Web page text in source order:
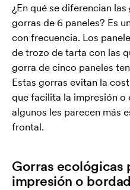
¿En qué se diferencian
gorras de 6 paneles? Es
con frecuencia. Los
de trozo de tarta con las
gorra de cinco paneles
Estas gorras evitan la
que facilita la impresión o
algunos les parecen más
frontal.
Gorras ecológicas
impresión o